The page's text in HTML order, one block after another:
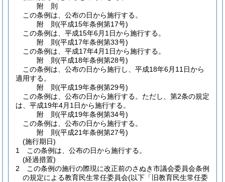
附 則
この条例は、公布の日から施行する。
附 則(平成15年条例第17号)
この条例は、平成15年6月1日から施行する。
附 則(平成17年条例第33号)
この条例は、平成17年4月1日から施行する。
附 則(平成18年条例第28号)
この条例は、公布の日から施行し、平成18年6月11日から
適用する。
附 則(平成19年条例第29号)
この条例は、公布の日から施行する。 ただし、第2条の規定
は、平成19年4月1日から施行する。
附 則(平成19年条例第34号)
この条例は、公布の日から施行する。
附 則(平成21年条例第27号)
(施行期日)
1
この条例は、公布の日から施行する。
(経過措置)
2
この条例の施行の際現に改正前のさぬき市議会委員会条例
の規定による教育民生常任委員会(以下「旧教育民生常任委